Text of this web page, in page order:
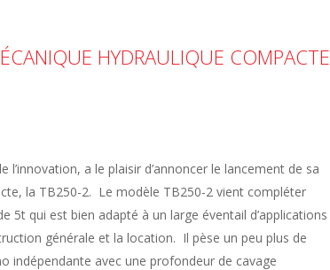
HYDRAULIQUE COMPACTE
l’innovation, a le plaisir d’annoncer le lancement de sa
la TB250-2. Le modèle TB250-2 vient compléter
5t qui est bien adapté à un large éventail d’applications
générale et la location. Il pèse un peu plus de
indépendante avec une profondeur de cavage